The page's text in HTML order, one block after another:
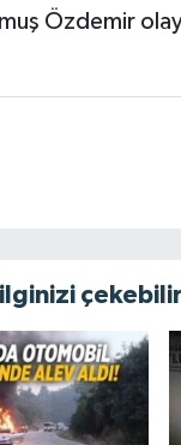
Özdemir
çekebilir